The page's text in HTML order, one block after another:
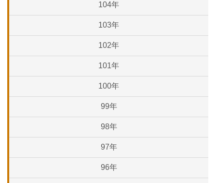
104年
103年
102年
101年
100年
99年
98年
97年
96年